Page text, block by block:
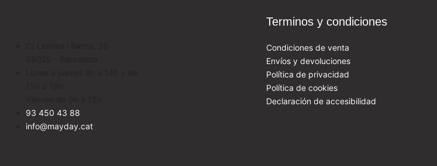
93 450 43 88
info@mayday.cat
Terminos y condiciones
Condiciones de venta
Envíos y devoluciones
Política de privacidad
Política de cookies
Declaración de accesibilidad